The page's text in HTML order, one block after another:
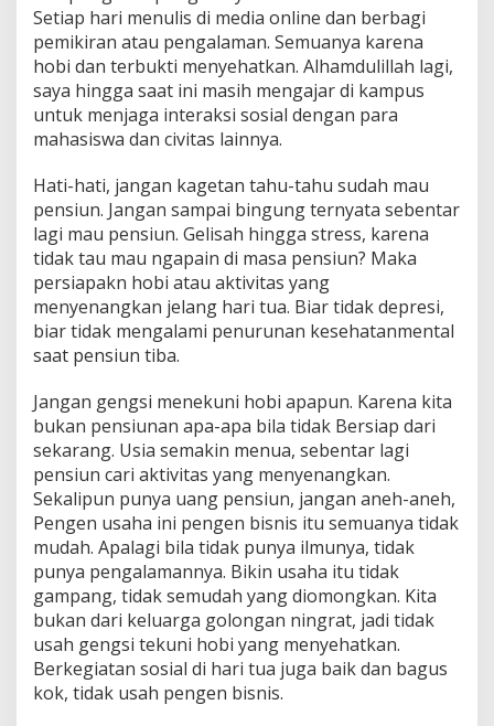
Setiap hari menulis di media online dan berbagi
pemikiran atau pengalaman. Semuanya karena
hobi dan terbukti menyehatkan. Alhamdulillah lagi,
saya hingga saat ini masih mengajar di kampus
untuk menjaga interaksi sosial dengan para
mahasiswa dan civitas lainnya.
Hati-hati, jangan kagetan tahu-tahu sudah mau
pensiun. Jangan sampai bingung ternyata sebentar
lagi mau pensiun. Gelisah hingga stress, karena
tidak tau mau ngapain di masa pensiun? Maka
persiapakn hobi atau aktivitas yang
menyenangkan jelang hari tua. Biar tidak depresi,
biar tidak mengalami penurunan kesehatanmental
saat pensiun tiba.
Jangan gengsi menekuni hobi apapun. Karena kita
bukan pensiunan apa-apa bila tidak Bersiap dari
sekarang. Usia semakin menua, sebentar lagi
pensiun cari aktivitas yang menyenangkan.
Sekalipun punya uang pensiun, jangan aneh-aneh,
Pengen usaha ini pengen bisnis itu semuanya tidak
mudah. Apalagi bila tidak punya ilmunya, tidak
punya pengalamannya. Bikin usaha itu tidak
gampang, tidak semudah yang diomongkan. Kita
bukan dari keluarga golongan ningrat, jadi tidak
usah gengsi tekuni hobi yang menyehatkan.
Berkegiatan sosial di hari tua juga baik dan bagus
kok, tidak usah pengen bisnis.